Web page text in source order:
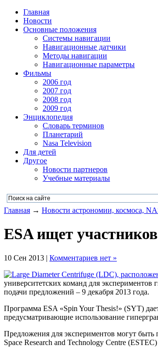
Главная
Новости
Основные положения
Системы навигации
Навигационные датчики
Методы навигации
Навигационные параметры
Фильмы
2006 год
2007 год
2008 год
2009 год
Энциклопедия
Словарь терминов
Планетарий
Nasa Television
Для детей
Другое
Новости партнеров
Учебные материалы
Главная → Новости астрономии, космоса,
ESA ищет
10 Сен 2013 | Комментариев нет »
университетских команд для экспериментов
подачи предложений – 9 декабря 2013 года.
Программа ESA «Spin Your Thesis!» (SYT)
предусматривающие использование
Предложения для экспериментов могут
Space Research and Technology Centre